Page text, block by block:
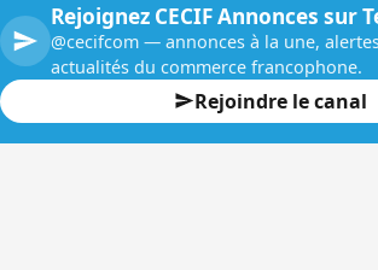
Rejoignez CECIF Annonces sur
@cecifcom — annonces à la une,
actualités du commerce francophone.
Rejoindre le canal